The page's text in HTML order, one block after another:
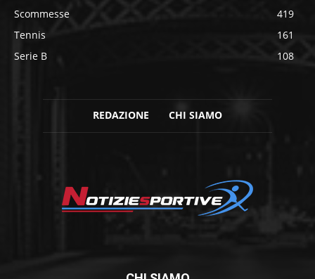
Scommesse
419
Tennis
161
Serie B
108
REDAZIONE CHI SIAMO